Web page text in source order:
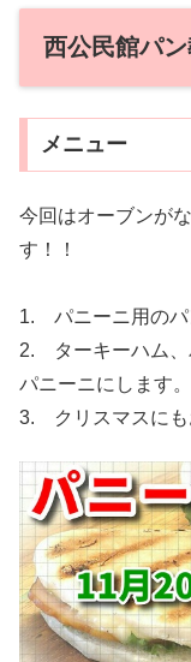
西公民館パ
メニュー
今回はオーブンが
す！！
1. パニーニ用のパ
2. ターキーハム、
パニーニにします。
3. クリスマスにも